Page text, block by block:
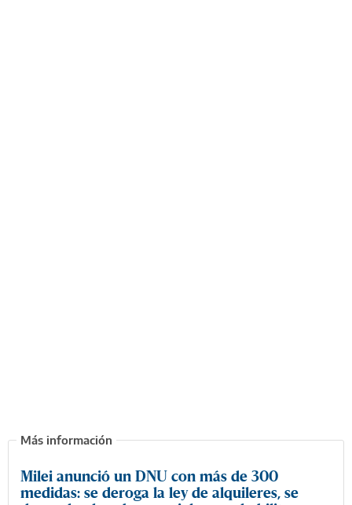
Milei anunció un DNU con más de 300
medidas: se deroga la ley de alquileres, se